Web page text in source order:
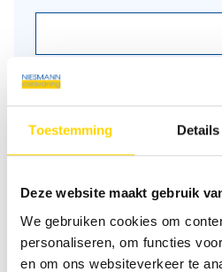
Toestemming Details
Deze website maakt gebruik
We gebruiken cookies om
personaliseren, om functies
en om ons websiteverkeer te
Telefoon